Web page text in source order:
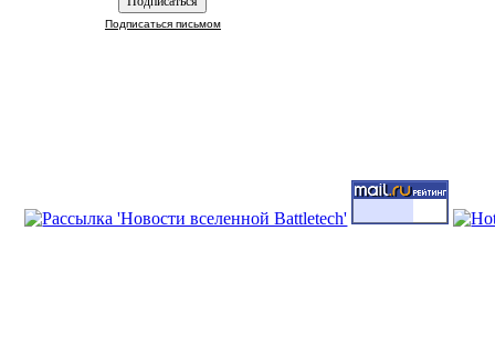
Подписаться письмом